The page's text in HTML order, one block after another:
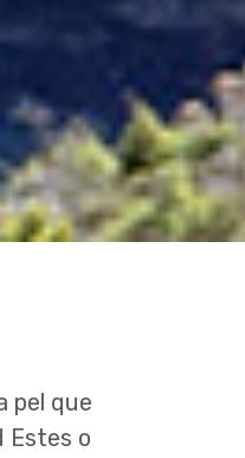
pel que
Estes o